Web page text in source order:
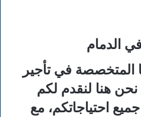
الدمام
المتخصصة في تأجير
هنا لنقدم لكم
احتياجاتكم، مع